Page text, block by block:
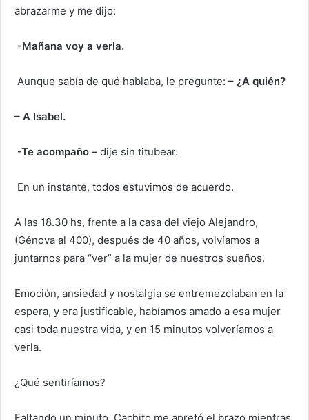
abrazarme y me dijo:
-Mañana voy a verla.
Aunque sabía de qué hablaba, le pregunte: – ¿A quién?
– A Isabel.
-Te acompaño – dije sin titubear.
En un instante, todos estuvimos de acuerdo.
A las 18.30 hs, frente a la casa del viejo Alejandro,
(Génova al 400), después de 40 años, volvíamos a
juntarnos para “ver” a la mujer de nuestros sueños.
Emoción, ansiedad y nostalgia se entremezclaban en la
espera, y era justificable, habíamos amado a esa mujer
casi toda nuestra vida, y en 15 minutos volveríamos a
verla.
¿Qué sentiríamos?